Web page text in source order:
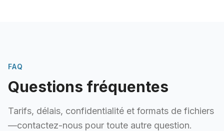
FAQ
Questions fréquentes
Tarifs, délais, confidentialité et formats de fichiers
—contactez-nous pour toute autre question.